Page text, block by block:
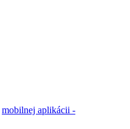
mobilnej aplikácii -